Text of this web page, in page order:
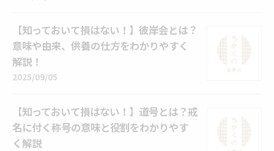
【知っておいて損はない！】彼岸会とは？
意味や由来、供養の仕方をわかりやすく
解説！
2025/09/05
【知っておいて損はない！】道号とは？戒
名に付く称号の意味と役割をわかりやす
く解説